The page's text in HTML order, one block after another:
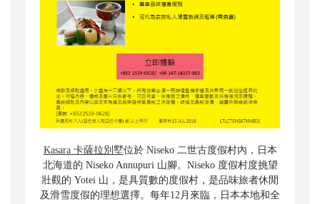
Kasara 卡薩拉別墅位於 Niseko 二世古度假村內，日本
北海道的 Niseko Annupuri 山腳。Niseko 度假村度挑望
壯觀的 Yotei 山，是具質數的度假村，是品味旅者休閒
及滑雪度假的理想選擇。每年12月來臨，日本本地和全